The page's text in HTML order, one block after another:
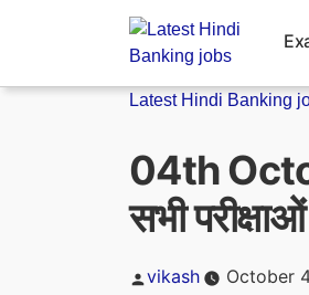
Latest Hindi Banking
04th
सभी
Posted
vikash October